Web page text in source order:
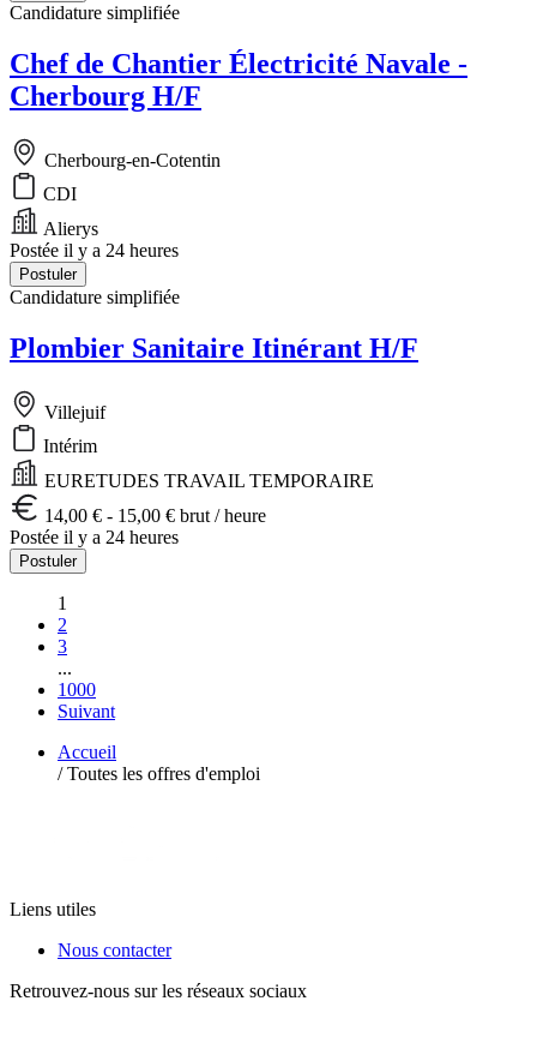
Candidature simplifiée
Chef de Chantier Électricité Navale -
Cherbourg H/F
Cherbourg-en-Cotentin
CDI
Alierys
Postée il y a 24 heures
Postuler
Candidature simplifiée
Plombier Sanitaire Itinérant H/F
Villejuif
Intérim
EURETUDES TRAVAIL TEMPORAIRE
14,00 € - 15,00 € brut / heure
Postée il y a 24 heures
Postuler
1
2
3
...
1000
Suivant
Accueil
/ Toutes les offres d'emploi
Liens utiles
Nous contacter
Retrouvez-nous sur les réseaux sociaux